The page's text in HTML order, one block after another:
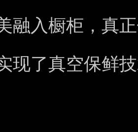
融入橱柜，真
现了真空保鲜